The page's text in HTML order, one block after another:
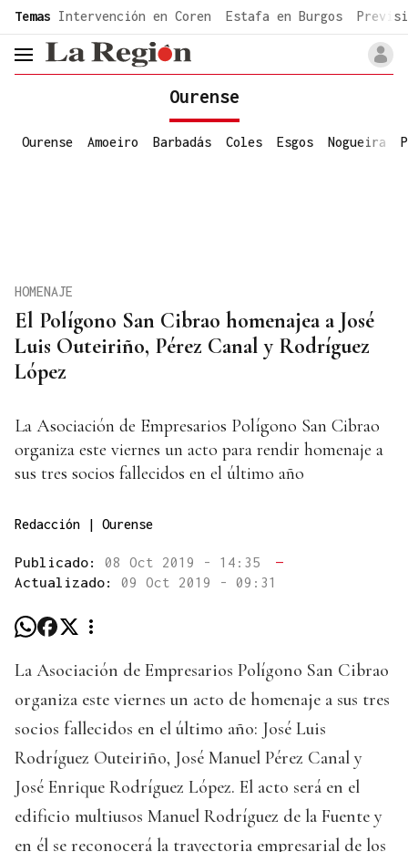
common.go-to-content
Temas Intervención en Coren Estafa en Burgos
header.menu.open
Ourense
Ourense Amoeiro Barbadás Coles Esgos Nogueira
El Polígono San Cibrao homenajea a José
Luis Outeiriño, Pérez Canal y Rodríguez
López
HOMENAJE
La Asociación de Empresarios Polígono San Cibrao
organiza este viernes un acto para rendir homenaje a
sus tres socios fallecidos en el último año
Redacción | Ourense
Publicado: 08 Oct 2019 - 14:35
—
Actualizado: 09 Oct 2019 - 09:31
La Asociación de Empresarios Polígono San Cibrao
organiza este viernes un acto de homenaje a sus tres
socios fallecidos en el último año: José Luis
Rodríguez Outeiriño, José Manuel Pérez Canal y
José Enrique Rodríguez López. El acto será en el
edificio multiusos Manuel Rodríguez de la Fuente y
en él se reconocerá la trayectoria empresarial de los